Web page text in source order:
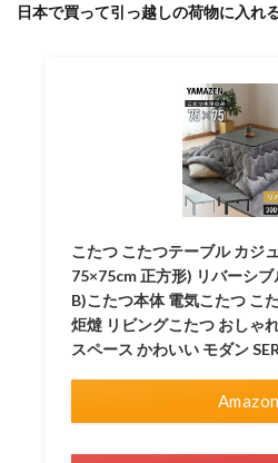
日本で買って引っ越しの荷物に入れ
こたつ こたつテーブル カジ
75×75cm 正方形) リバーシブ
B)こたつ本体 電気こたつ こ
炬燵 リビングこたつ おしゃ
スペース かわいい モダン
Amazon